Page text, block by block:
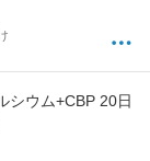
シウム+CBP 20日